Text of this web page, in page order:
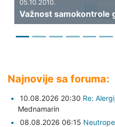
05.10.2010.
Važnost samokontrole
Najnovije sa foruma:
10.08.2026 20:30 Re:
Mednamarin
08.08.2026 06:15